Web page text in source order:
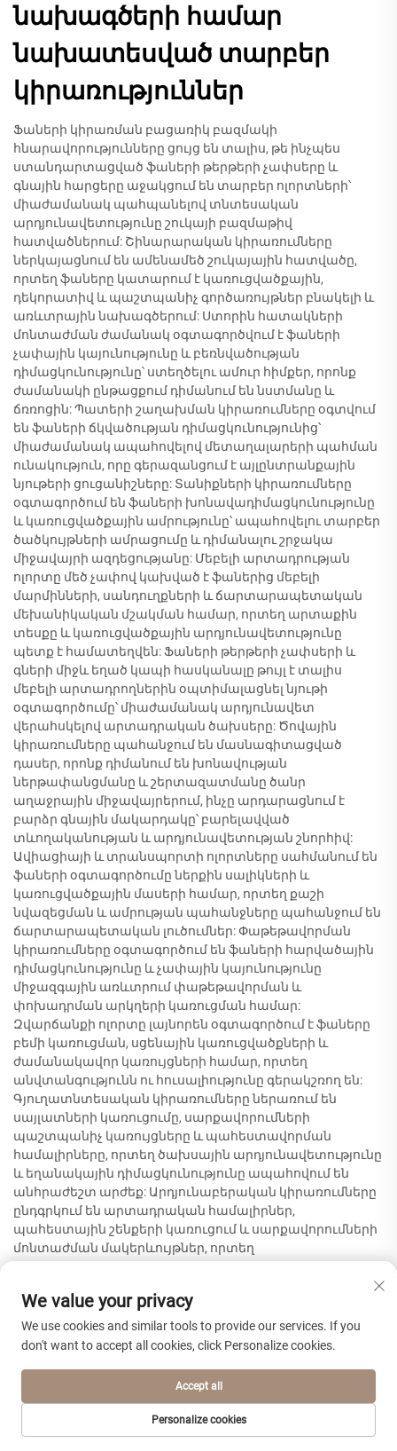
նախագծերի համար
նախատեսված տարբեր
կիրառություններ
Ֆաների կիրառման բացառիկ բազմակի
հնարավորությունները ցույց են տալիս, թե ինչպես
ստանդարտացված ֆաների թերթերի չափսերը և
գնային հարցերը աջակցում են տարբեր ոլորտների՝
միաժամանակ պահպանելով տնտեսական
արդյունավետությունը շուկայի բազմաթիվ
հատվածներում: Շինարարական կիրառումները
ներկայացնում են ամենամեծ շուկայային հատվածը,
որտեղ ֆաները կատարում է կառուցվածքային,
դեկորատիվ և պաշտպանիչ գործառույթներ բնակելի և
առևտրային նախագծերում: Ստորին հատակների
մոնտաժման ժամանակ օգտագործվում է ֆաների
չափային կայունությունը և բեռնվածության
դիմացկունությունը՝ ստեղծելու ամուր հիմքեր, որոնք
ժամանակի ընթացքում դիմանում են նստմանը և
ճռռոցին: Պատերի շաղախման կիրառումները օգտվում
են ֆաների ճկվածության դիմացկունությունից՝
միաժամանակ ապահովելով մետաղալարերի պահման
ունակություն, որը գերազանցում է այլընտրանքային
նյութերի ցուցանիշները: Տանիքների կիրառումները
օգտագործում են ֆաների խոնավադիմացկունությունը
և կառուցվածքային ամրությունը՝ ապահովելու տարբեր
ծածկույթների ամրացումը և դիմանալու շրջակա
միջավայրի ազդեցությանը: Մեբելի արտադրության
ոլորտը մեծ չափով կախված է ֆաներից մեբելի
մարմինների, սանդուղքների և ճարտարապետական
մեխանիկական մշակման համար, որտեղ արտաքին
տեսքը և կառուցվածքային արդյունավետությունը
պետք է համատեղվեն: Ֆաների թերթերի չափսերի և
գների միջև եղած կապի հասկանալը թույլ է տալիս
մեբելի արտադրողներին օպտիմալացնել նյութի
օգտագործումը՝ միաժամանակ արդյունավետ
վերահսկելով արտադրական ծախսերը: Ծովային
կիրառումները պահանջում են մասնագիտացված
դասեր, որոնք դիմանում են խոնավության
ներթափանցմանը և շերտազատմանը ծանր
աղաջրային միջավայրերում, ինչը արդարացնում է
բարձր գնային մակարդակը՝ բարելավված
տևողականության և արդյունավետության շնորհիվ:
Ավիացիայի և տրանսպորտի ոլորտները սահմանում են
ֆաների օգտագործումը ներքին սալիկների և
կառուցվածքային մասերի համար, որտեղ քաշի
նվազեցման և ամրության պահանջները պահանջում են
ճարտարապետական լուծումներ: Փաթեթավորման
կիրառումները օգտագործում են ֆաների հարվածային
դիմացկունությունը և չափային կայունությունը
միջազգային առևտրում փաթեթավորման և
փոխադրման արկղերի կառուցման համար:
Զվարճանքի ոլորտը լայնորեն օգտագործում է ֆաները
բեմի կառուցման, սցենային կառուցվածքների և
ժամանակավոր կառույցների համար, որտեղ
անվտանգությունն ու հուսալիությունը գերակշռող են:
Գյուղատնտեսական կիրառումները ներառում են
սայլատների կառուցումը, սարքավորումների
պաշտպանիչ կառույցները և պահեստավորման
համալիրները, որտեղ ծախսային արդյունավետությունը
և եղանակային դիմացկունությունը ապահովում են
անհրաժեշտ արժեք: Արդյունաբերական կիրառումները
ընդգրկում են արտադրական համալիրներ,
պահեստային շենքերի կառուցում և սարքավորումների
մոնտաժման մակերևույթներ, որտեղ
պլանավորումն ու իրականացումը: Հոբբիի և արվեստի
կիրառումները շահում են փոքր քանակներով
մատակարարման և հաստատուն որակի
կատարել ճշգրիտ աշխատանքներ և ստանալ
հաստատությունները օգտագործում են ֆաները
արհեստագործական դասերում, թատերական
ԷԼԵԿՏՐՈՆԱՅԻՆ
We value your privacy
We use cookies and similar tools to provide our services. If you
don't want to accept all cookies, click Personalize cookies.
Personalize cookies
Accept all